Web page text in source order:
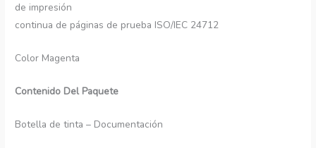
de impresión
continua de páginas de prueba ISO/IEC 24712
Color Magenta
Contenido Del Paquete
Botella de tinta – Documentación